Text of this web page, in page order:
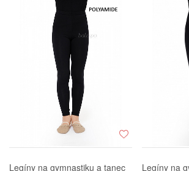
Legíny na gymnastiku a tanec
Legíny na